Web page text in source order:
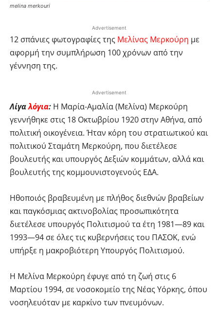
melina merkouri
Advertisement
12 σπάνιες φωτογραφίες της Μελίνας Μερκούρη με
αφορμή την συμπλήρωση 100 χρόνων από την
γέννηση της.
Advertisement
Λίγαλόγια: Η Μαρία-Αμαλία (Μελίνα) Μερκούρη
γεννήθηκε στις 18 Οκτωβρίου 1920 στην Αθήνα, από
πολιτική οικογένεια. Ήταν κόρη του στρατιωτικού και
πολιτικού Σταμάτη Μερκούρη, που διετέλεσε
βουλευτής και υπουργός Δεξιών κομμάτων, αλλά και
βουλευτής της κομμουνιστογενούς ΕΔΑ.
Ηθοποιός βραβευμένη με πλήθος διεθνών βραβείων
και παγκόσμιας ακτινοβολίας προσωπικότητα
διετέλεσε υπουργός Πολιτισμού τα έτη 1981—89 και
1993—94 σε όλες τις κυβερνήσεις του ΠΑΣΟΚ, ενώ
υπήρξε η μακροβιότερη Υπουργός Πολιτισμού.
Η Μελίνα Μερκούρη έφυγε από τη ζωή στις 6
Μαρτίου 1994, σε νοσοκομείο της Νέας Υόρκης, όπου
νοσηλευόταν με καρκίνο των πνευμόνων.